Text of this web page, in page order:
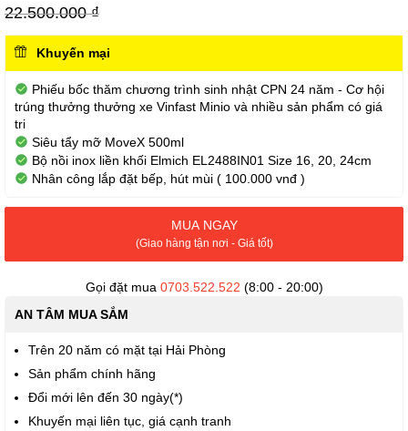
viện
ảnh
22.500.000 ₫
Khuyến mại
Phiếu bốc thăm chương trình sinh nhật CPN 24 năm - Cơ hội
trúng thưởng thưởng xe Vinfast Minio và nhiều sản phẩm có giá
tri
Siêu tẩy mỡ MoveX 500ml
Bộ nồi inox liền khối Elmich EL2488IN01 Size 16, 20, 24cm
Nhân công lắp đặt bếp, hút mùi ( 100.000 vnđ )
MUA NGAY
(Giao hàng tận nơi - Giá tốt)
Gọi đặt mua 0703.522.522 (8:00 - 20:00)
AN TÂM MUA SẮM
Trên 20 năm có mặt tại Hải Phòng
Sản phẩm chính hãng
Đổi mới lên đến 30 ngày(*)
Khuyến mại liên tục, giá cạnh tranh